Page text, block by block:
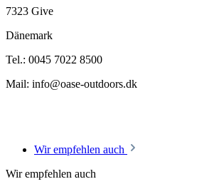
7323 Give
Dänemark
Tel.: 0045 7022 8500
Mail: info@oase-outdoors.dk
Wir empfehlen auch
Wir empfehlen auch